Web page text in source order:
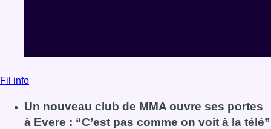
Fil info
Un nouveau club de MMA ouvre ses portes
à Evere : “C’est pas comme on voit à la télé”